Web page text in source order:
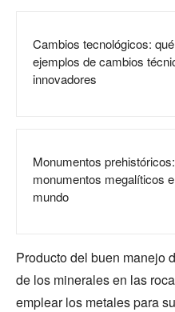
Cambios tecnológicos:
ejemplos de cambios
innovadores
Monumentos
monumentos megalíticos
mundo
Producto del buen manejo
de los minerales en las
emplear los metales para